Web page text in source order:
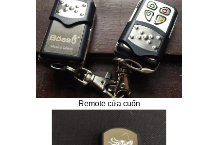
Remote cửa cuốn